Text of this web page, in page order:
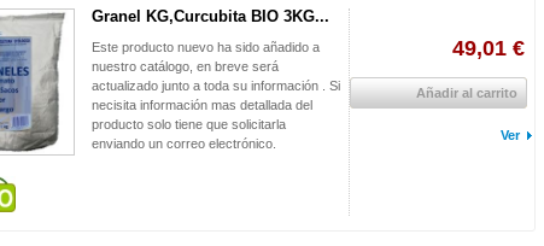
Granel KG,Curcubita BIO 3KG...
Este producto nuevo ha sido añadido a
nuestro catálogo, en breve será
actualizado junto a toda su información . Si
necisita información mas detallada del
producto solo tiene que solicitarla
enviando un correo electrónico.
49,01 €
Añadir al carrito
Ver